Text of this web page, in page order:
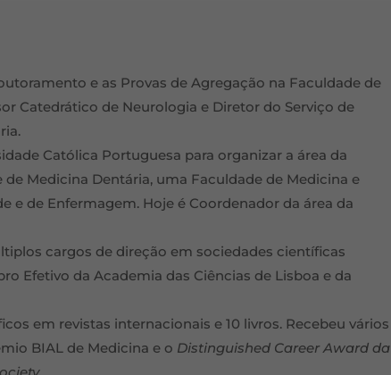
e as Provas de Agregação na Faculdade de
Catedrático de Neurologia e Diretor do Serviço de
Católica Portuguesa para organizar a área da
Medicina Dentária, uma Faculdade de Medicina e
e de Enfermagem. Hoje é Coordenador da área da
cargos de direção em sociedades científicas
Efetivo da Academia das Ciências de Lisboa e da
em revistas internacionais e 10 livros. Recebeu vários
BIAL de Medicina e o Distinguished Career Award da